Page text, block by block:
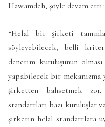
Hawamdeh, şöyle devam etti:
“Helal bir şirketi
söyleyebilecek, belli
denetim kuruluşunun
yapabilecek bir mekanizma
şirketten bahsetmek
standartları bazı kuruluşlar
şirketin helal standartlara